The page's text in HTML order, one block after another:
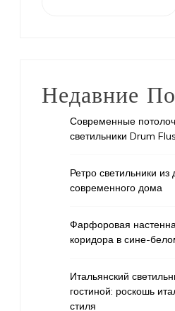
Древесный
интерьера
Древесные настольные
Недавние
Современные
светильники Drum
Ретро светильники из
современного дома
Фарфоровая
коридора в сине-
Итальянский
гостиной: роскошь
стиля